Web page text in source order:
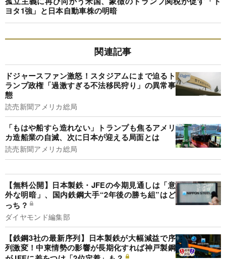
ヨタ1強」と日本自動車株の明暗
関連記事
ドジャースファン激怒！スタジアムにまで迫るト
ランプ政権「過激すぎる不法移民狩り」の異常事
態
読売新聞アメリカ総局
「もはや船すら造れない」トランプも焦るアメリ
カ造船業の自滅、次に日本が迎える局面とは
読売新聞アメリカ総局
【無料公開】日本製鉄・JFEの今期見通しは「意
外な明暗」、国内鉄鋼大手“2年後の勝ち組”はど
っち？
ダイヤモンド編集部
【鉄鋼3社の最新序列】日本製鉄が大幅減益で序
列激変！中東情勢の影響が長期化すれば神戸製鋼